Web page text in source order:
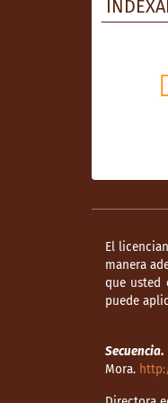
El
manera
que usted
puede
Secuencia.
Mora.